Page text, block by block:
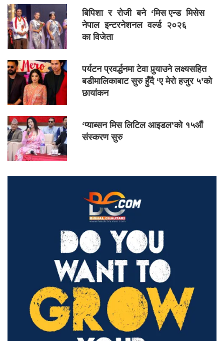
बिपिशा र रोजी बने ‘मिस एन्ड मिसेस
नेपाल इन्टरनेशनल वर्ल्ड २०२६
का विजेता
पर्यटन प्रवर्द्धनमा टेवा पुर्‍याउने लक्ष्यसहित
बडीमालिकाबाट सुरु हुँदै ‘ए मेरो हजुर ५’को
छायांकन
‘प्याब्सन मिस लिटिल आइडल’को १५औं
संस्करण सुरु